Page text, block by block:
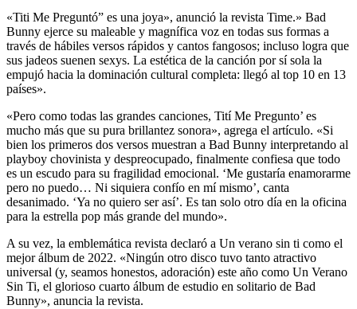
«Titi Me Preguntó” es una joya», anunció la revista Time.» Bad
Bunny ejerce su maleable y magnífica voz en todas sus formas a
través de hábiles versos rápidos y cantos fangosos; incluso logra que
sus jadeos suenen sexys. La estética de la canción por sí sola la
empujó hacia la dominación cultural completa: llegó al top 10 en 13
países».
«Pero como todas las grandes canciones, Tití Me Pregunto’ es
mucho más que su pura brillantez sonora», agrega el artículo. «Si
bien los primeros dos versos muestran a Bad Bunny interpretando al
playboy chovinista y despreocupado, finalmente confiesa que todo
es un escudo para su fragilidad emocional. ‘Me gustaría enamorarme
pero no puedo… Ni siquiera confío en mí mismo’, canta
desanimado. ‘Ya no quiero ser así’. Es tan solo otro día en la oficina
para la estrella pop más grande del mundo».
A su vez, la emblemática revista declaró a Un verano sin ti como el
mejor álbum de 2022. «Ningún otro disco tuvo tanto atractivo
universal (y, seamos honestos, adoración) este año como Un Verano
Sin Ti, el glorioso cuarto álbum de estudio en solitario de Bad
Bunny», anuncia la revista.